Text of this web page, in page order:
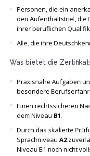
Personen, die ein
den Aufenthaltstitel, die
ihrer beruflichen
Alle, die ihre
Was bietet die
Praxisnahe Aufgaben
besondere
Einen rechtssicheren
dem Niveau B1.
Durch das skalierte
SprachniveauA2
Niveau B1 noch nicht